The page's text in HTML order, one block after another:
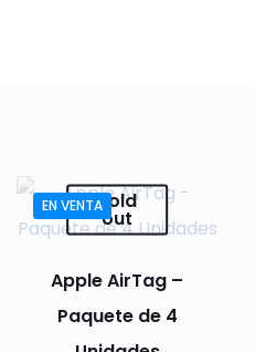
EN VENTASold
out
Apple AirTag –
Paquete de 4